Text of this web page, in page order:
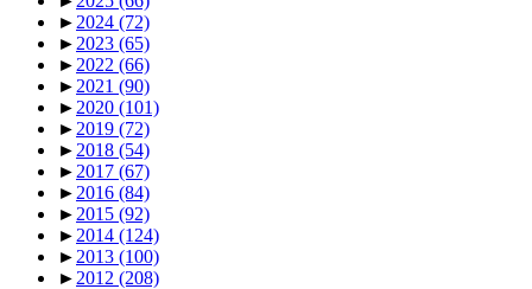
► 2024 (72)
► 2023 (65)
► 2022 (66)
► 2021 (90)
► 2020 (101)
► 2019 (72)
► 2018 (54)
► 2017 (67)
► 2016 (84)
► 2015 (92)
► 2014 (124)
► 2013 (100)
► 2012 (208)